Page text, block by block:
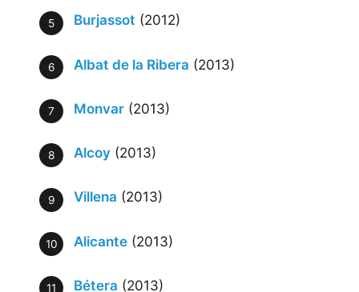
Burjassot (2012)
Albat de la Ribera (2013)
Monvar (2013)
Alcoy (2013)
Villena (2013)
Alicante (2013)
Bétera (2013)